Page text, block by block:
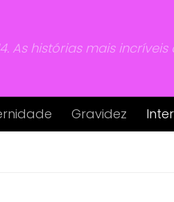
As histórias mais
Gravidez